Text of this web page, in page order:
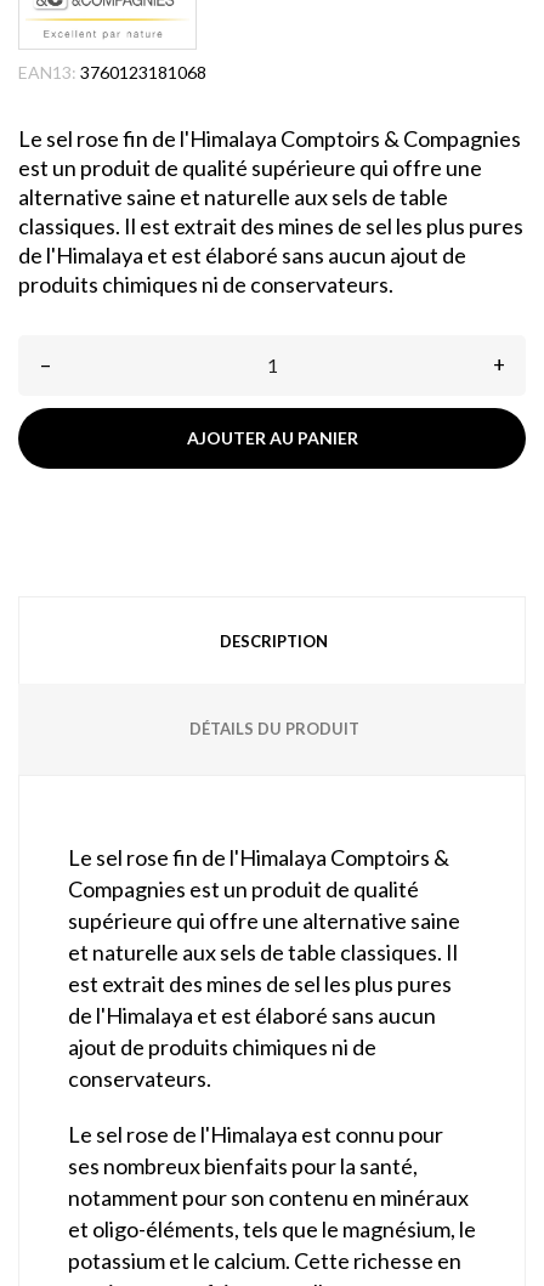
EAN13: 3760123181068
Le sel rose fin de l'Himalaya Comptoirs & Compagnies
est un produit de qualité supérieure qui offre une
alternative saine et naturelle aux sels de table
classiques. Il est extrait des mines de sel les plus pures
de l'Himalaya et est élaboré sans aucun ajout de
produits chimiques ni de conservateurs.
– +
AJOUTER AU PANIER
DESCRIPTION
DÉTAILS DU PRODUIT
Le sel rose fin de l'Himalaya Comptoirs &
Compagnies est un produit de qualité
supérieure qui offre une alternative saine
et naturelle aux sels de table classiques. Il
est extrait des mines de sel les plus pures
de l'Himalaya et est élaboré sans aucun
ajout de produits chimiques ni de
conservateurs.
Le sel rose de l'Himalaya est connu pour
ses nombreux bienfaits pour la santé,
notamment pour son contenu en minéraux
et oligo-éléments, tels que le magnésium, le
potassium et le calcium. Cette richesse en